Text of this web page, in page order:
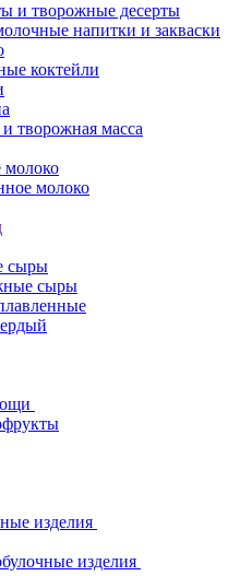
и творожные десерты
напитки и закваски
коктейли
творожная масса
молоко
молоко
сыры
сыры
изделия
изделия